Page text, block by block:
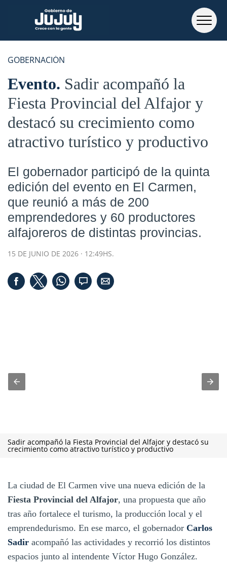
GOBERNACIÓN
Evento Sadir acompañó la
Fiesta Provincial del Alfajor y
destacó su crecimiento como
atractivo turístico y productivo
El gobernador participó de la quinta
edición del evento en El Carmen,
que reunió a más de 200
emprendedores y 60 productores
alfajoreros de distintas provincias.
15 DE JUNIO DE 2026 · 12:49HS.
Sadir acompañó la Fiesta Provincial del Alfajor y destacó su
crecimiento como atractivo turístico y productivo
La ciudad de El Carmen vive una nueva edición de la
Fiesta Provincial del Alfajor, una propuesta que año
tras año fortalece el turismo, la producción local y el
emprendedurismo. En ese marco, el gobernador Carlos
Sadir acompañó las actividades y recorrió los distintos
espacios junto al intendente Víctor Hugo González.